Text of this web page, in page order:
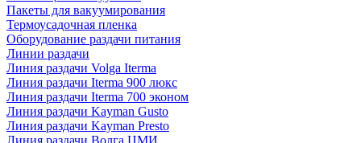
Пакеты для вакуумирования
Термоусадочная пленка
Оборудование раздачи питания
Линии раздачи
Линия раздачи Volga Iterma
Линия раздачи Iterma 900 люкс
Линия раздачи Iterma 700 эконом
Линия раздачи Kayman Gusto
Линия раздачи Kayman Presto
Линия раздачи Волга ЦМИ